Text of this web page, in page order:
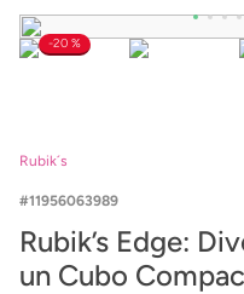
20 %
Rubik´s
11956063989
Rubik’s Edge:
un Cubo